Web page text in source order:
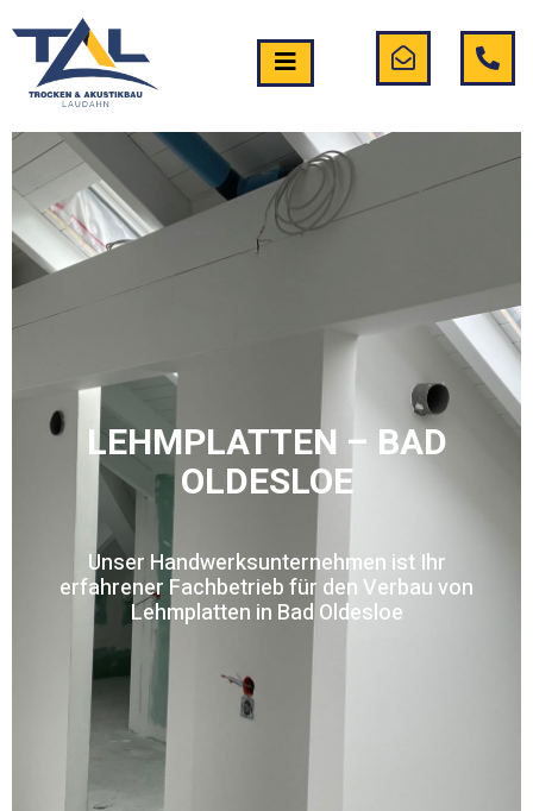
LEHMPLATTEN – BAD
OLDESLOE
Unser Handwerksunternehmen ist Ihr
erfahrener Fachbetrieb für den Verbau von
Lehmplatten in Bad Oldesloe